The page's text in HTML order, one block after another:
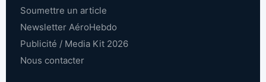
Soumettre un article
Newsletter AéroHebdo
Publicité / Media Kit 2026
Nous contacter